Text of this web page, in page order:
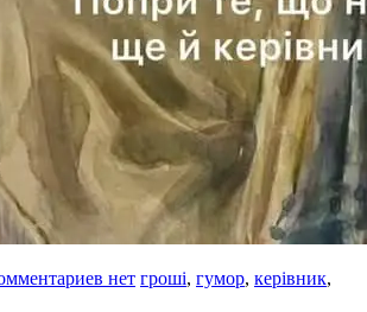
нет гроші, гумор, керівник,